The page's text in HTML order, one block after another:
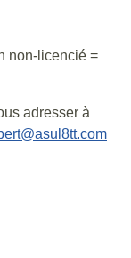
non-licencié =
adresser à